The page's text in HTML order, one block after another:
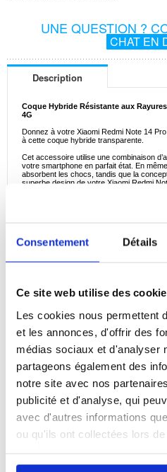
Consentement Détails
Ce site web utilise des
Les cookies nous permettent
et les annonces, d'offrir des
médias sociaux et d'analyser
partageons également des
notre site avec nos
publicité et d'analyse, qui
avec d'autres informations
ou qu'ils ont collectées lors
UNE QUESTION ?
CHAT EN
Description
Coque Hybride Résistante aux
4G
Donnez à votre Xiaomi Redmi Note 14
à cette coque hybride transparente.
Cet accessoire utilise une combinaison
votre smartphone en parfait état. En
absorbent les chocs, tandis que la
superbe design de votre Xiaomi Redmi
- Coque hybride de haute qualité pour
- Découpes parfaitement alignées
- Les capuchons tactiles protègent les
Emballage:Bulk
EAN: 5714122525321
Catégories associées: Accessoires
Xiaomi Redmi Note 14 Pro 4G Coque &